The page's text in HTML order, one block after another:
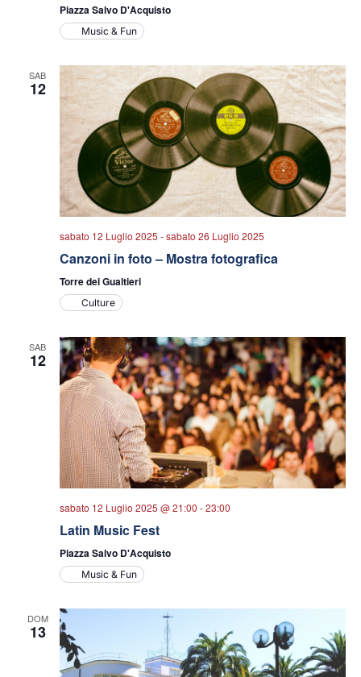
Piazza Salvo D'Acquisto
Music & Fun
SAB
12
sabato 12 Luglio 2025 -sabato 26 Luglio 2025
Canzoni in foto – Mostra fotografica
Torre dei Gualtieri
Culture
SAB
12
sabato 12 Luglio 2025 @ 21:00 -23:00
Latin Music Fest
Piazza Salvo D'Acquisto
Music & Fun
DOM
13